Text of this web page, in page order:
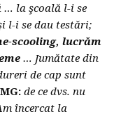
… la şcoală l-i se
l-i se dau testări;
scooling, lucrăm
… Jumătate din
de cap sunt
MG: de ce dvs. nu
încercat la